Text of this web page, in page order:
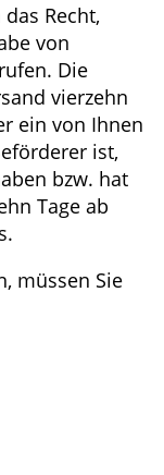
Recht,
von
Die
vierzehn
ein von Ihnen
ist,
bzw. hat
Tage ab
müssen Sie